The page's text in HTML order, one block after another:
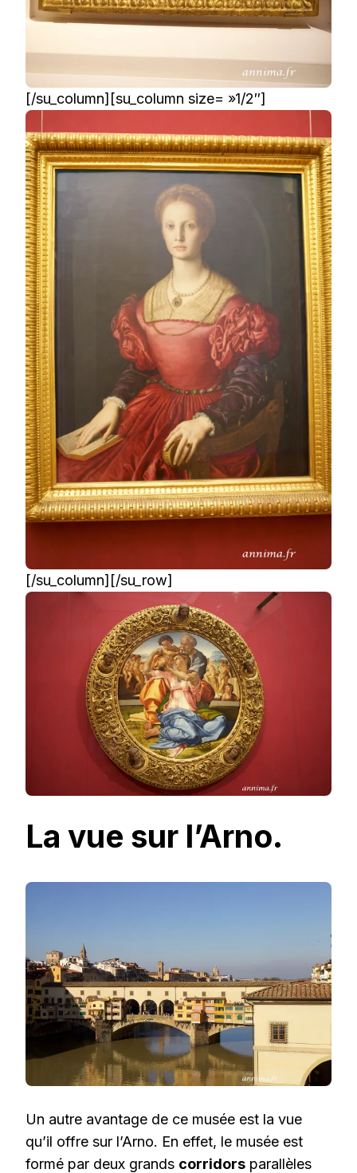
[/su_column][su_column size= »1/2″]
[/su_column][/su_row]
La vue sur l’Arno.
Un autre avantage de ce musée est la vue
qu’il offre sur l’Arno. En effet, le musée est
formé par deux grands corridors parallèles